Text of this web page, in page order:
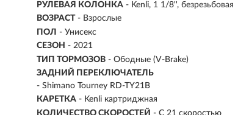
РУЛЕВАЯ КОЛОНКА - Kenli, 1 1/8'', безрезьбовая
ВОЗРАСТ - Взрослые
ПОЛ - Унисекс
СЕЗОН - 2021
ТИП ТОРМОЗОВ - Ободные (V-Brake)
ЗАДНИЙ ПЕРЕКЛЮЧАТЕЛЬ
- Shimano Tourney RD-TY21B
КАРЕТКА - Kenli картриджная
КОЛИЧЕСТВО СКОРОСТЕЙ - С 21 скоростью